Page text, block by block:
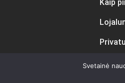
Kaip
Svetainė